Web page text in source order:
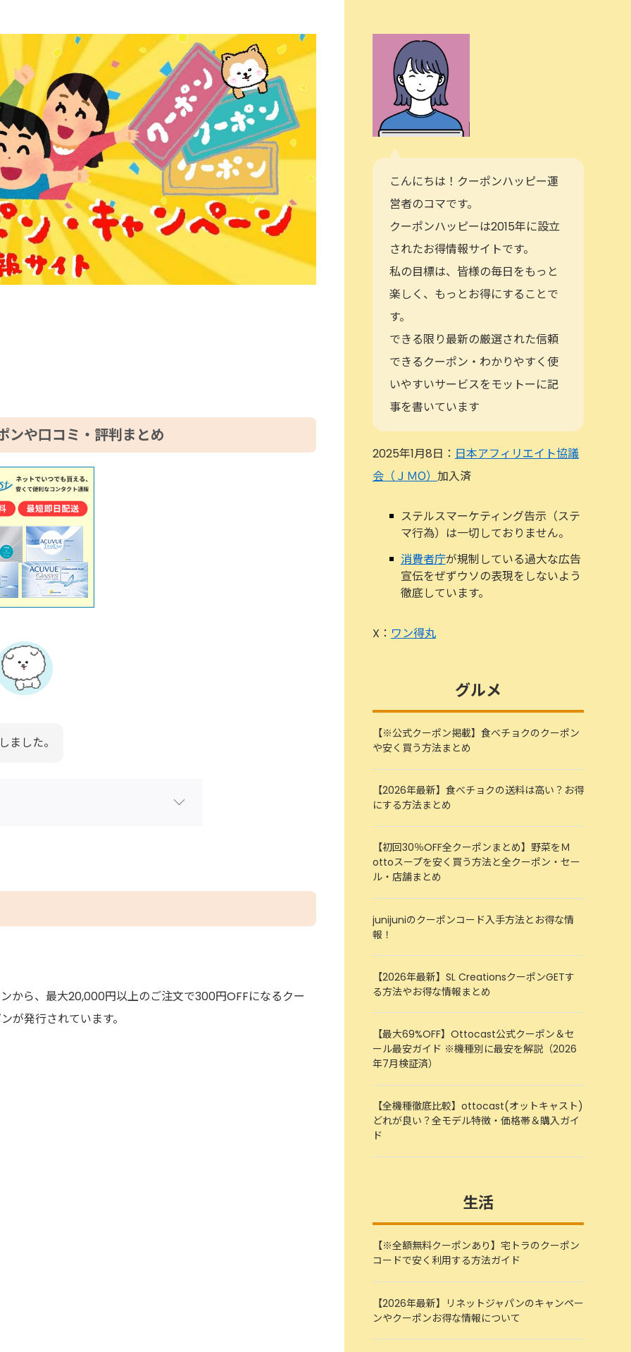
ンや口コミ・評判まとめ
ました。
から、最大20,000円以上のご注文で300円OFFになるクー
が発行されています。
こんにちは！クーポンハッピー運
営者のコマです。
クーポンハッピーは2015年に設立
されたお得情報サイトです。
私の目標は、皆様の毎日をもっと
楽しく、もっとお得にすることで
す。
できる限り最新の厳選された信頼
できるクーポン・わかりやすく使
いやすいサービスをモットーに記
事を書いています
2025年1月8日： 日本アフィリエイト協議
会（ＪＭО） 加入済
ステルスマーケティング告示（ステ
マ行為）は一切しておりません。
消費者庁が規制している過大な広告
宣伝をぜずウソの表現をしないよう
徹底しています。
X： ワン得丸
グルメ
【※公式クーポン掲載】食べチョクのクーポン
や安く買う方法まとめ
【2026年最新】食べチョクの送料は高い？お得
にする方法まとめ
【初回30％OFF全クーポンまとめ】野菜をＭ
ottoスープを安く買う方法と全クーポン・セー
ル・店舗まとめ
junijuniのクーポンコード入手方法とお得な情
報！
【2026年最新】SL CreationsクーポンGETす
る方法やお得な情報まとめ
【最大69%OFF】Ottocast公式クーポン＆セ
ール最安ガイド ※機種別に最安を解説（2026
年7月検証済）
【全機種徹底比較】ottocast(オットキャスト)
どれが良い？全モデル特徴・価格帯＆購入ガイ
ド
生活
【※全額無料クーポンあり】宅トラのクーポン
コードで安く利用する方法ガイド
【2026年最新】リネットジャパンのキャンペー
ンやクーポンお得な情報について